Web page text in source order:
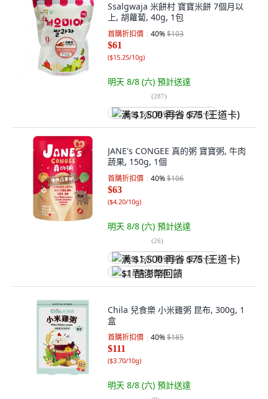
Ssalgwaja 米餅村 寶寶米餅 7個月以
上, 胡蘿蔔, 40g, 1包
首購折扣價 40%$103
$61
($15.25/10g)
明天 8/8 (六) 預計送達
(287)
满 $1,500 再省 $75 (王道卡)
JANE's CONGEE 真的粥 寶寶粥, 牛肉
蔬果, 150g, 1個
首購折扣價 40%$106
$63
($4.20/10g)
明天 8/8 (六) 預計送達
(26)
满 $1,500 再省 $75 (王道卡)
$1 酷澎幣回饋
Chila 兒食樂 小米雞粥 昆布, 300g, 1
盒
首購折扣價 40%$185
$111
($3.70/10g)
明天 8/8 (六) 預計送達